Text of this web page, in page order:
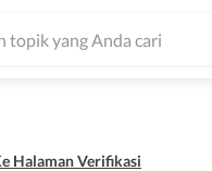
Halaman Verifikasi